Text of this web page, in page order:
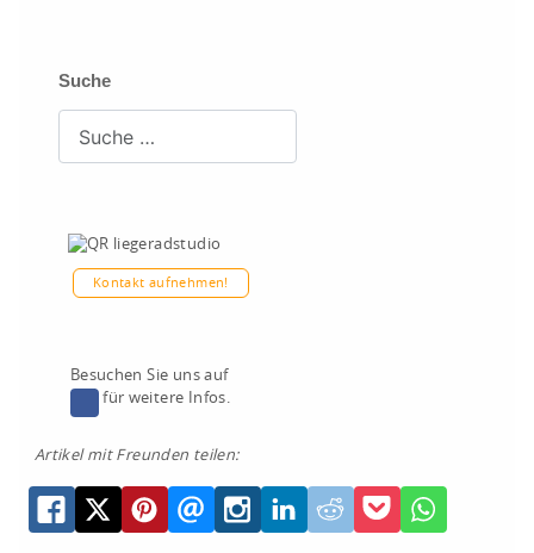
Suche
Kontakt aufnehmen!
Besuchen Sie uns auf
für weitere Infos.
Artikel mit Freunden teilen: